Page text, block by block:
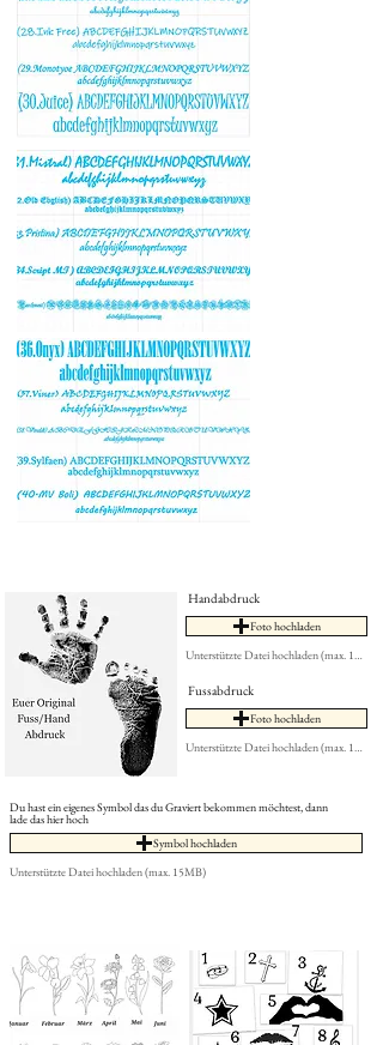
Handabdruck
Foto hochladen
Unterstützte Datei hochladen (max. 15MB)
Fussabdruck
Foto hochladen
Unterstützte Datei hochladen (max. 15MB)
Du hast ein eigenes Symbol das du Graviert bekommen möchtest, dann
lade das hier hoch
Symbol hochladen
Unterstützte Datei hochladen (max. 15MB)